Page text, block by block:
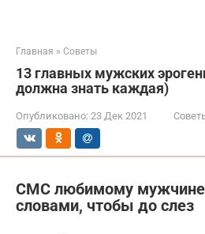
Главная » Советы
13 главных мужских
должна знать каждая)
Опубликовано: 23 Дек 2021
СМС любимому мужчине
словами, чтобы до слез